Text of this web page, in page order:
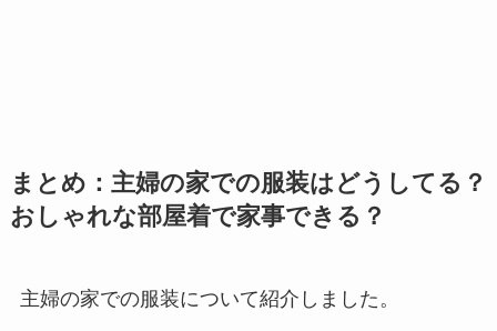
まとめ：主婦の家での服装はどうしてる？
おしゃれな部屋着で家事できる？
主婦の家での服装について紹介しました。